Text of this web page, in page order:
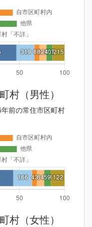
村（男性）
前の常住市区町村
村（女性）